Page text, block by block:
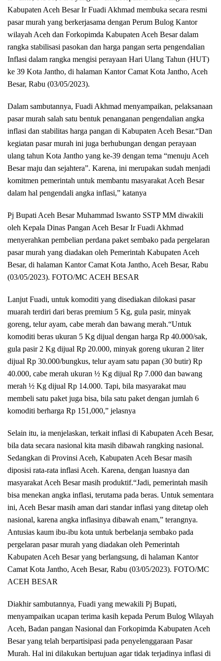
Kabupaten Aceh Besar Ir Fuadi Akhmad membuka secara resmi
pasar murah yang berkerjasama dengan Perum Bulog Kantor
wilayah Aceh dan Forkopimda Kabupaten Aceh Besar dalam
rangka stabilisasi pasokan dan harga pangan serta pengendalian
Inflasi dalam rangka mengisi perayaan Hari Ulang Tahun (HUT)
ke 39 Kota Jantho, di halaman Kantor Camat Kota Jantho, Aceh
Besar, Rabu (03/05/2023).
Dalam sambutannya, Fuadi Akhmad menyampaikan, pelaksanaan
pasar murah salah satu bentuk penanganan pengendalian angka
inflasi dan stabilitas harga pangan di Kabupaten Aceh Besar.“Dan
kegiatan pasar murah ini juga berhubungan dengan perayaan
ulang tahun Kota Jantho yang ke-39 dengan tema “menuju Aceh
Besar maju dan sejahtera”. Karena, ini merupakan sudah menjadi
komitmen pemerintah untuk membantu masyarakat Aceh Besar
dalam hal pengendali angka inflasi,” katanya
Pj Bupati Aceh Besar Muhammad Iswanto SSTP MM diwakili
oleh Kepala Dinas Pangan Aceh Besar Ir Fuadi Akhmad
menyerahkan pembelian perdana paket sembako pada pergelaran
pasar murah yang diadakan oleh Pemerintah Kabupaten Aceh
Besar, di halaman Kantor Camat Kota Jantho, Aceh Besar, Rabu
(03/05/2023). FOTO/MC ACEH BESAR
Lanjut Fuadi, untuk komoditi yang disediakan dilokasi pasar
muarah terdiri dari beras premium 5 Kg, gula pasir, minyak
goreng, telur ayam, cabe merah dan bawang merah.“Untuk
komoditi beras ukuran 5 Kg dijual dengan harga Rp 40.000/sak,
gula pasir 2 Kg dijual Rp 20.000, minyak goreng ukuran 2 liter
dijual Rp 30.000/bungkus, telur ayam satu papan (30 butir) Rp
40.000, cabe merah ukuran ½ Kg dijual Rp 7.000 dan bawang
merah ½ Kg dijual Rp 14.000. Tapi, bila masyarakat mau
membeli satu paket juga bisa, bila satu paket dengan jumlah 6
komoditi berharga Rp 151,000,” jelasnya
Selain itu, ia menjelaskan, terkait inflasi di Kabupaten Aceh Besar,
bila data secara nasional kita masih dibawah rangking nasional.
Sedangkan di Provinsi Aceh, Kabupaten Aceh Besar masih
diposisi rata-rata inflasi Aceh. Karena, dengan luasnya dan
masyarakat Aceh Besar masih produktif.“Jadi, pemerintah masih
bisa menekan angka inflasi, terutama pada beras. Untuk sementara
ini, Aceh Besar masih aman dari standar inflasi yang ditetap oleh
nasional, karena angka inflasinya dibawah enam,” terangnya.
Antusias kaum ibu-ibu kota untuk berbelanja sembako pada
pergelaran pasar murah yang diadakan oleh Pemerintah
Kabupaten Aceh Besar yang berlangsung, di halaman Kantor
Camat Kota Jantho, Aceh Besar, Rabu (03/05/2023). FOTO/MC
ACEH BESAR
Diakhir sambutannya, Fuadi yang mewakili Pj Bupati,
menyampaikan ucapan terima kasih kepada Perum Bulog Wilayah
Aceh, Badan pangan Nasional dan Forkopimda Kabupaten Aceh
Besar yang telah berpartisipasi pada penyelenggaraan Pasar
Murah. Hal ini dilakukan bertujuan agar tidak terjadinya inflasi di